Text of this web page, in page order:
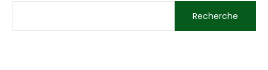
Recherche